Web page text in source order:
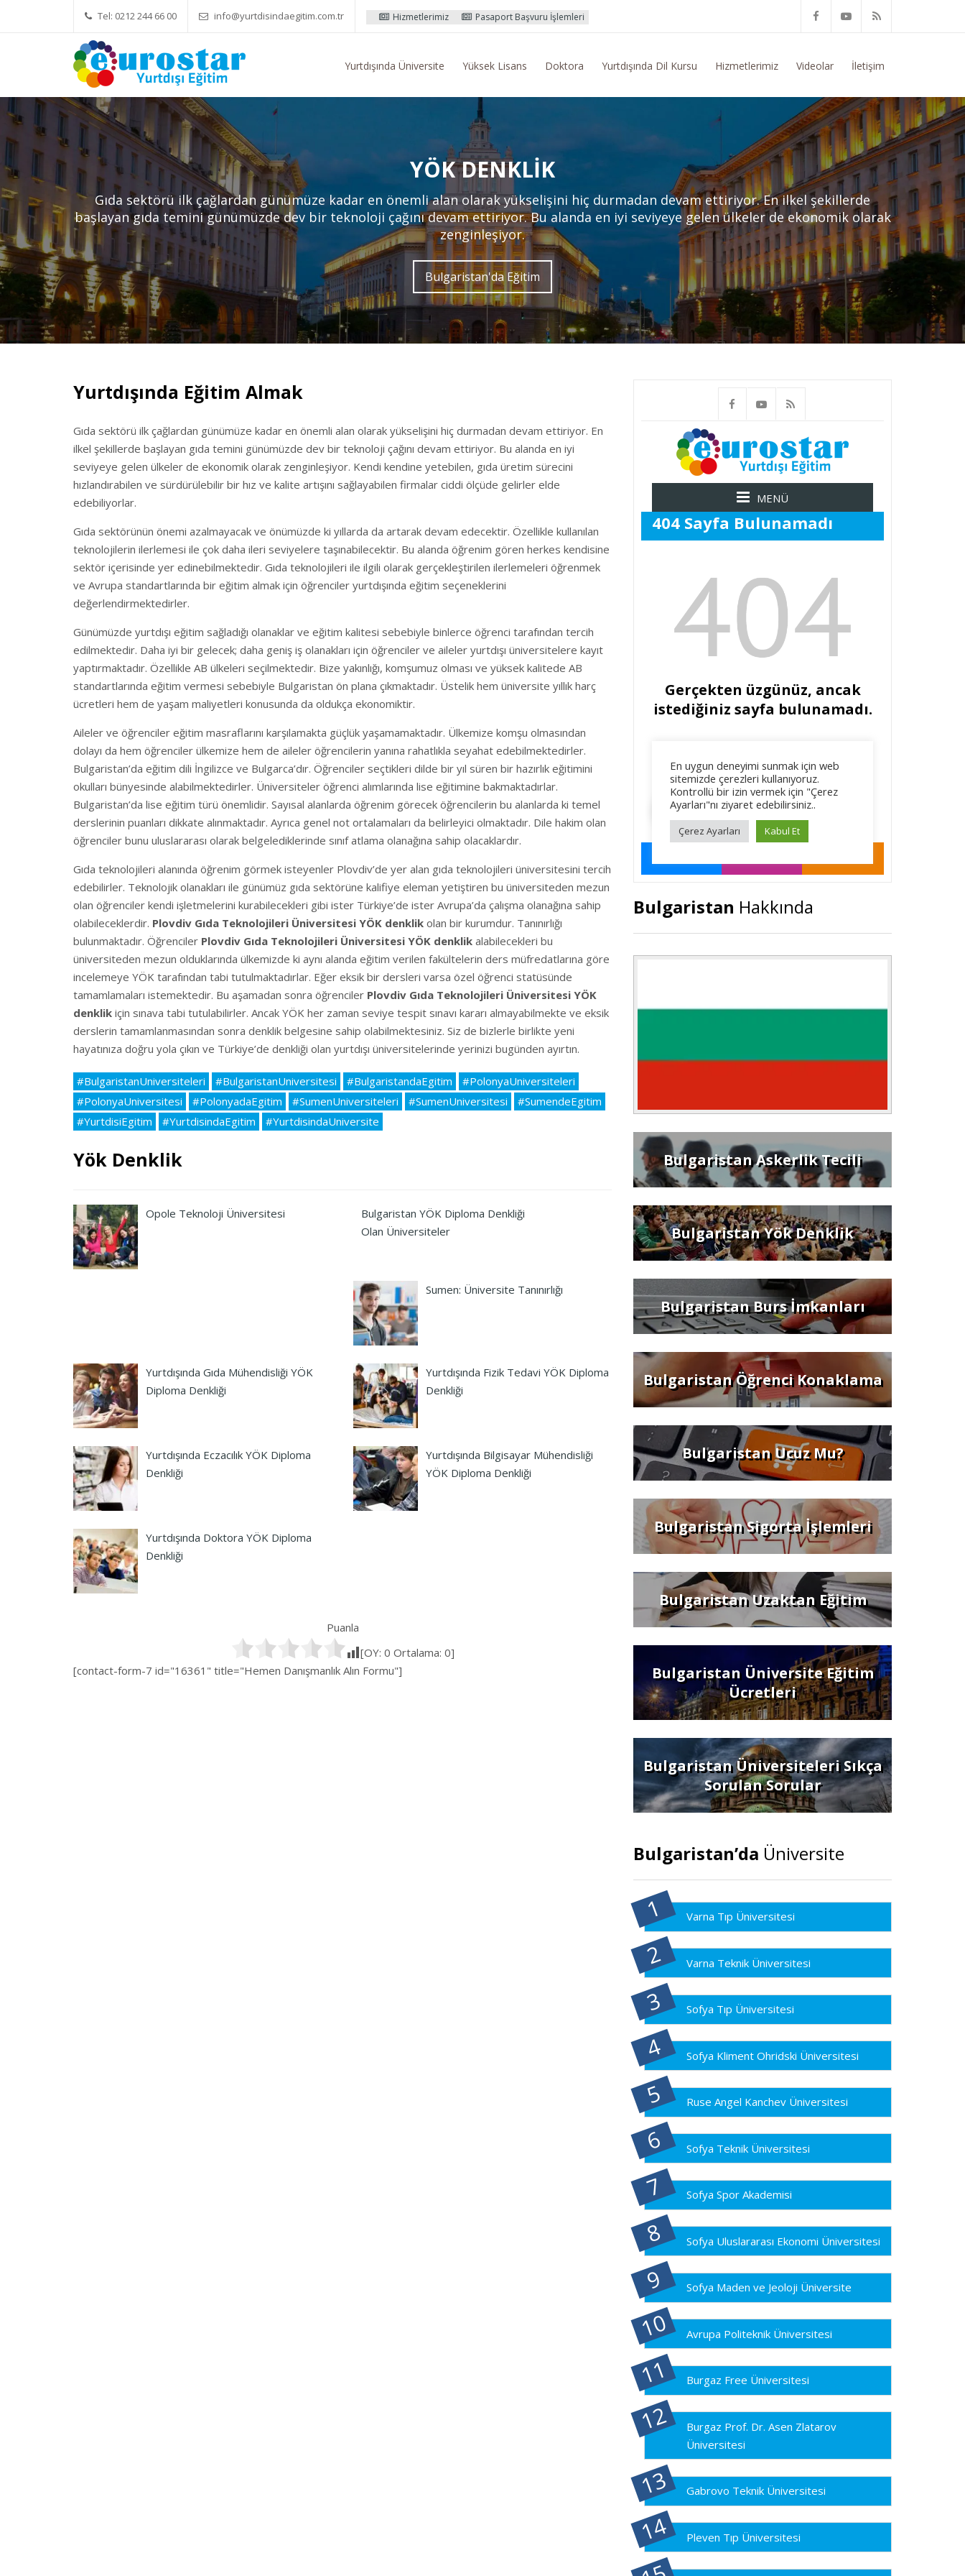
Tel: 0212 244 66 00 info@yurtdisindaegitim.com.tr
Yök Denkliği Önemli Eğitim Ücretleri Hizmetlerimiz Pasaport Başvuru İşlemleri Yurtdışı Eğitim Konusunda Genel Bilgi Talep Ediyorum
Yurtdışında Üniversite Yüksek Lisans Doktora Yurtdışında Dil Kursu Hizmetlerimiz Videolar İletişim
YÖK DENKLIK
Gıda sektörü ilk çağlardan günümüze kadar en önemli alan olarak yükselişini hiç durmadan devam ettiriyor. En ilkel şekillerde
başlayan gıda temini günümüzde dev bir teknoloji çağını devam ettiriyor. Bu alanda en iyi seviyeye gelen ülkeler de ekonomik olarak
zenginleşiyor.
Bulgaristan'da Eğitim
Yurtdışında Eğitim Almak
Gıda sektörü ilk çağlardan günümüze kadar en önemli alan olarak yükselişini hiç durmadan devam ettiriyor. En
ilkel şekillerde başlayan gıda temini günümüzde dev bir teknoloji çağını devam ettiriyor. Bu alanda en iyi
seviyeye gelen ülkeler de ekonomik olarak zenginleşiyor. Kendi kendine yetebilen, gıda üretim sürecini
hızlandırabilen ve sürdürülebilir bir hız ve kalite artışını sağlayabilen firmalar ciddi ölçüde gelirler elde
edebiliyorlar.
Gıda sektörünün önemi azalmayacak ve önümüzde ki yıllarda da artarak devam edecektir. Özellikle kullanılan
teknolojilerin ilerlemesi ile çok daha ileri seviyelere taşınabilecektir. Bu alanda öğrenim gören herkes kendisine
sektör içerisinde yer edinebilmektedir. Gıda teknolojileri ile ilgili olarak gerçekleştirilen ilerlemeleri öğrenmek
ve Avrupa standartlarında bir eğitim almak için öğrenciler yurtdışında eğitim seçeneklerini
değerlendirmektedirler.
Günümüzde yurtdışı eğitim sağladığı olanaklar ve eğitim kalitesi sebebiyle binlerce öğrenci tarafından tercih
edilmektedir. Daha iyi bir gelecek; daha geniş iş olanakları için öğrenciler ve aileler yurtdışı üniversitelere kayıt
yaptırmaktadır. Özellikle AB ülkeleri seçilmektedir. Bize yakınlığı, komşumuz olması ve yüksek kalitede AB
standartlarında eğitim vermesi sebebiyle Bulgaristan ön plana çıkmaktadır. Üstelik hem üniversite yıllık harç
ücretleri hem de yaşam maliyetleri konusunda da oldukça ekonomiktir.
Aileler ve öğrenciler eğitim masraflarını karşılamakta güçlük yaşamamaktadır. Ülkemize komşu olmasından
dolayı da hem öğrenciler ülkemize hem de aileler öğrencilerin yanına rahatlıkla seyahat edebilmektedirler.
Bulgaristan’da eğitim dili İngilizce ve Bulgarca’dır. Öğrenciler seçtikleri dilde bir yıl süren bir hazırlık eğitimini
okulları bünyesinde alabilmektedirler. Üniversiteler öğrenci alımlarında lise eğitimine bakmaktadırlar.
Bulgaristan’da lise eğitim türü önemlidir. Sayısal alanlarda öğrenim görecek öğrencilerin bu alanlarda ki temel
derslerinin puanları dikkate alınmaktadır. Ayrıca genel not ortalamaları da belirleyici olmaktadır. Dile hakim olan
öğrenciler bunu uluslararası olarak belgelediklerinde sınıf atlama olanağına sahip olacaklardır.
Gıda teknolojileri alanında öğrenim görmek isteyenler Plovdiv’de yer alan gıda teknolojileri üniversitesini tercih
edebilirler. Teknolojik olanakları ile günümüz gıda sektörüne kalifiye eleman yetiştiren bu üniversiteden mezun
olan öğrenciler kendi işletmelerini kurabilecekleri gibi ister Türkiye’de ister Avrupa’da çalışma olanağına sahip
olabileceklerdir. Plovdiv Gıda Teknolojileri Üniversitesi YÖK denklik olan bir kurumdur. Tanınırlığı
bulunmaktadır. Öğrenciler Plovdiv Gıda Teknolojileri Üniversitesi YÖK denklik alabilecekleri bu
üniversiteden mezun olduklarında ülkemizde ki aynı alanda eğitim verilen fakültelerin ders müfredatlarına göre
incelemeye YÖK tarafından tabi tutulmaktadırlar. Eğer eksik bir dersleri varsa özel öğrenci statüsünde
tamamlamaları istemektedir. Bu aşamadan sonra öğrenciler Plovdiv Gıda Teknolojileri Üniversitesi YÖK
denklik için sınava tabi tutulabilirler. Ancak YÖK her zaman seviye tespit sınavı kararı almayabilmekte ve eksik
derslerin tamamlanmasından sonra denklik belgesine sahip olabilmektesiniz. Siz de bizlerle birlikte yeni
hayatınıza doğru yola çıkın ve Türkiye’de denkliği olan yurtdışı üniversitelerinde yerinizi bugünden ayırtın.
#BulgaristanUniversiteleri #BulgaristanUniversitesi #BulgaristandaEgitim
#PolonyaUniversiteleri
#PolonyaUniversitesi
#PolonyadaEgitim #SumenUniversiteleri #SumenUniversitesi
#SumendeEgitim
#YurtdisiEgitim
#YurtdisindaEgitim #YurtdisindaUniversite
Yök Denklik
Opole Teknoloji Üniversitesi
Bulgaristan YÖK Diploma Denkliği
Olan Üniversiteler
Sumen: Üniversite Tanınırlığı
Yurtdışında Gıda Mühendisliği YÖK
Diploma Denkliği
Yurtdışında Fizik Tedavi YÖK Diploma
Denkliği
Yurtdışında Eczacılık YÖK Diploma
Denkliği
Yurtdışında Bilgisayar Mühendisliği
YÖK Diploma Denkliği
Yurtdışında Doktora YÖK Diploma
Denkliği
Puanla
[OY: 0 Ortalama: 0]
[contact-form-7 id="16361" title="Hemen Danışmanlık Alın Formu"]
Bulgaristan Hakkında
Bulgaristan Askerlik Tecili
Bulgaristan Yök Denklik
Bulgaristan Burs İmkanları
Bulgaristan Öğrenci Konaklama
Bulgaristan Ucuz Mu?
Bulgaristan Sigorta İşlemleri
Bulgaristan Uzaktan Eğitim
Bulgaristan Üniversite Eğitim
Ücretleri
Bulgaristan Üniversiteleri Sıkça
Sorulan Sorular
Bulgaristan’da Üniversite
Varna Tıp Üniversitesi
Varna Teknik Üniversitesi
Sofya Tıp Üniversitesi
Sofya Kliment Ohridski Üniversitesi
Ruse Angel Kanchev Üniversitesi
Sofya Teknik Üniversitesi
Sofya Spor Akademisi
Sofya Uluslararası Ekonomi Üniversitesi
Sofya Maden ve Jeoloji Üniversite
Avrupa Politeknik Üniversitesi
Burgaz Free Üniversitesi
Burgaz Prof. Dr. Asen Zlatarov
Üniversitesi
Gabrovo Teknik Üniversitesi
Pleven Tıp Üniversitesi